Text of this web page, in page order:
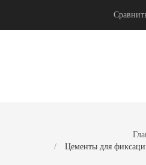
Цементы для